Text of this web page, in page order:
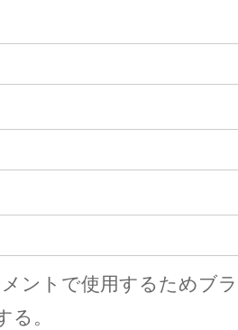
ントで使用するためブ
。